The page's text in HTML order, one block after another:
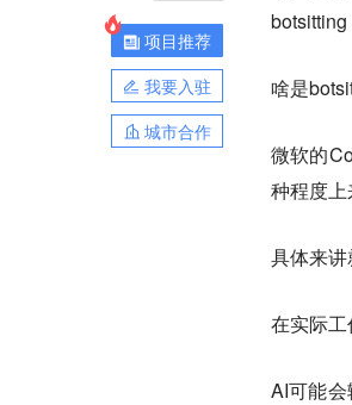
项目推荐
我要入驻
城市合作
botsitting
啥是
微软的
种程度上
具体来讲
在实际
AI可能